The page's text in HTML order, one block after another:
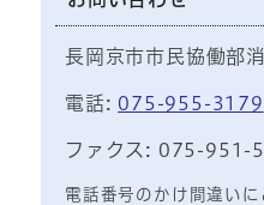
長岡京市市民協働部
電話: 075-955-3179
ファクス: 075-951-
電話番号のかけ間違いに